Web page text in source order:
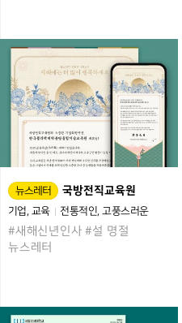
뉴스레터 국방전직교육원
기업 교육 전통적인 고풍스러운
#새해신년인사 #설 명절
뉴스레터